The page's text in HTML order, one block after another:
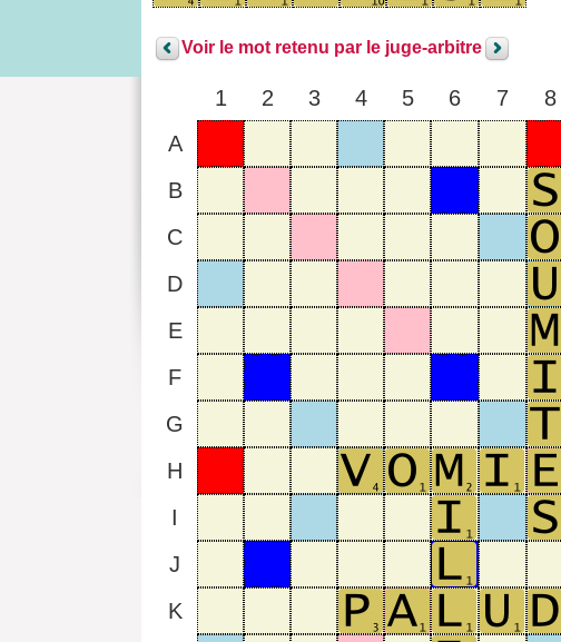
Voir le mot retenu par le juge-arbitre
1 2 3 4 5 6 7 8
A
B
C
D
E
F
G
H
I
J
K